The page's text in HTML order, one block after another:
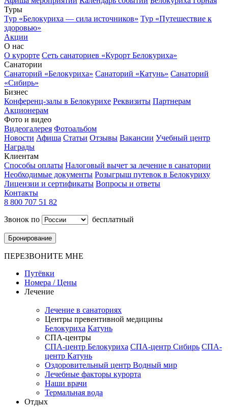
Туры
Тур «Белокуриха — сила источников» Тур «Путешествие к
здоровью»
Акции
О нас
О курорте Сеть санаториев «Курорт Белокуриха»
Санатории
Санаторий «Белокуриха» Санаторий «Катунь» Санаторий
«Сибирь»
Бизнес
Конференц-залы в Белокурихе Реквизиты Партнерам
Акционерам
Фото и видео
Видеогалерея Фотоальбом
Новости Афиша Статьи Отзывы Вакансии Учебный центр
Награды
Клиентам
Способы оплаты Налоговый вычет за лечение в санатории
Необходимые документы Розыгрыш путевок в Белокуриху
Лицензии и сертификаты Вопросы и ответы
Контакты
8 800 707 51 82
Звонок по
бесплатный
Бронирование
ПЕРЕЗВОНИТЕ МНЕ
Путёвки
Номера / Цены
Лечение
Лечение в санаториях
Центры превентивной медицины
Белокуриха Катунь
СПА-центры
СПА-центр Белокуриха СПА-центр Сибирь СПА-
центр Катунь
Оздоровительный центр Водный мир
Лечебные факторы курорта
Наши врачи
Термальная вода
Отдых